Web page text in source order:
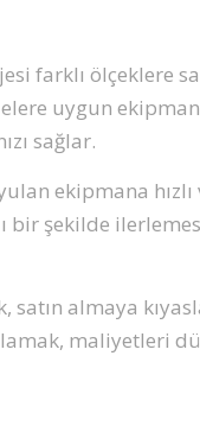
farklı ölçeklere
uygun
sağlar.
ekipmana
bir şekilde
almaya
maliyetleri